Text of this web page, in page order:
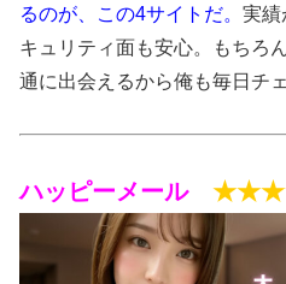
るのが、この4サイトだ。 実績
キュリティ面も安心。もちろ
通に出会えるから俺も毎日チ
ハッピーメール